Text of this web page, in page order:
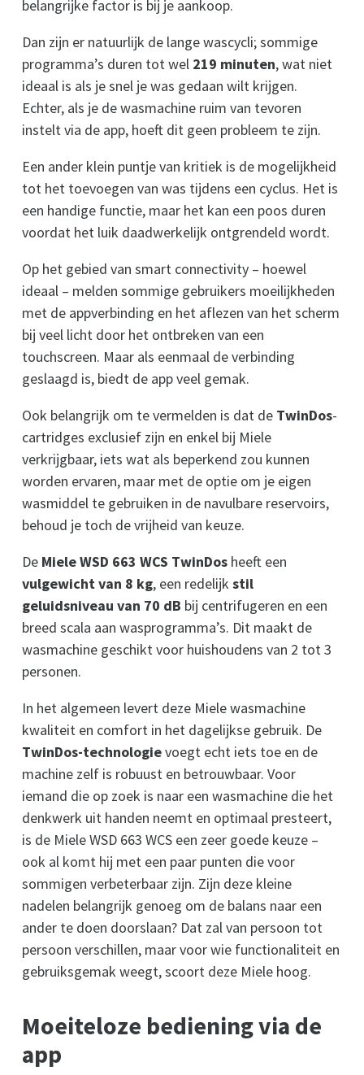
belangrijke factor is bij je aankoop.
Dan zijn er natuurlijk de lange wascycli; sommige
programma’s duren tot wel 219 minuten, wat niet
ideaal is als je snel je was gedaan wilt krijgen.
Echter, als je de wasmachine ruim van tevoren
instelt via de app, hoeft dit geen probleem te zijn.
Een ander klein puntje van kritiek is de mogelijkheid
tot het toevoegen van was tijdens een cyclus. Het is
een handige functie, maar het kan een poos duren
voordat het luik daadwerkelijk ontgrendeld wordt.
Op het gebied van smart connectivity – hoewel
ideaal – melden sommige gebruikers moeilijkheden
met de appverbinding en het aflezen van het scherm
bij veel licht door het ontbreken van een
touchscreen. Maar als eenmaal de verbinding
geslaagd is, biedt de app veel gemak.
Ook belangrijk om te vermelden is dat de TwinDos-
cartridges exclusief zijn en enkel bij Miele
verkrijgbaar, iets wat als beperkend zou kunnen
worden ervaren, maar met de optie om je eigen
wasmiddel te gebruiken in de navulbare reservoirs,
behoud je toch de vrijheid van keuze.
De Miele WSD 663 WCS TwinDos heeft een
vulgewicht van 8 kg, een redelijk stil
geluidsniveau van 70 dB bij centrifugeren en een
breed scala aan wasprogramma’s. Dit maakt de
wasmachine geschikt voor huishoudens van 2 tot 3
personen.
In het algemeen levert deze Miele wasmachine
kwaliteit en comfort in het dagelijkse gebruik. De
TwinDos-technologievoegt echt iets toe en de
machine zelf is robuust en betrouwbaar. Voor
iemand die op zoek is naar een wasmachine die het
denkwerk uit handen neemt en optimaal presteert,
is de Miele WSD 663 WCS een zeer goede keuze –
ook al komt hij met een paar punten die voor
sommigen verbeterbaar zijn. Zijn deze kleine
nadelen belangrijk genoeg om de balans naar een
ander te doen doorslaan? Dat zal van persoon tot
persoon verschillen, maar voor wie functionaliteit en
gebruiksgemak weegt, scoort deze Miele hoog.
Moeiteloze bediening via de
app